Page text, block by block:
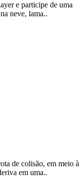
e participe de uma
neve, lama..
de colisão, em meio à
em uma..